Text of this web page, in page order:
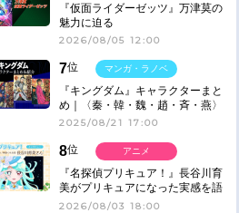
『仮面ライダーゼッツ』万津莫の
魅力に迫る
2026/08/05 12:00
7位
『キングダム』キャラクターまと
め｜〈秦・韓・魏・趙・斉・燕〉
2025/08/21 17:00
マンガ・ラノベ
8位
『名探偵プリキュア！』長谷川育
美がプリキュアになった実感を語
る【インタビュー】
2026/08/03 18:00
アニメ